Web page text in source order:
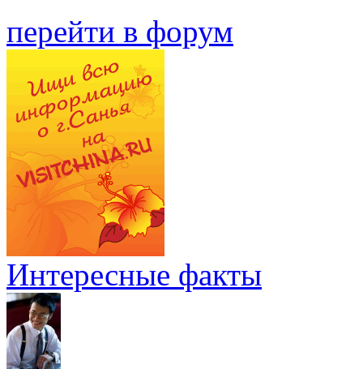
перейти в форум
Интересные факты